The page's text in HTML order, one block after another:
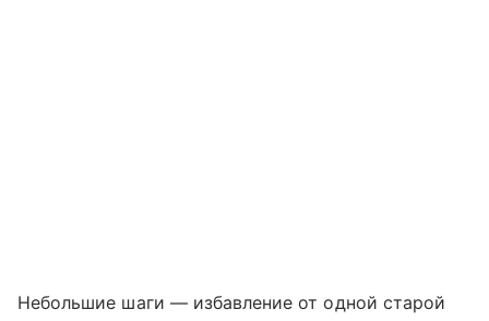
Небольшие шаги — избавление от одной старой